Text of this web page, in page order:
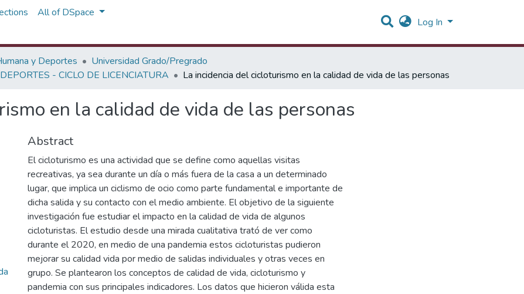
All of DSpace
Log In
y Deportes
Universidad Grado/Pregrado
- CICLO DE LICENCIATURA
La incidencia del cicloturismo en la calidad de vida de las personas
en la calidad de vida de las personas
Abstract
El cicloturismo es una actividad que se define como aquellas visitas
recreativas, ya sea durante un día o más fuera de la casa a un determinado
lugar, que implica un ciclismo de ocio como parte fundamental e importante de
dicha salida y su contacto con el medio ambiente. El objetivo de la siguiente
investigación fue estudiar el impacto en la calidad de vida de algunos
cicloturistas. El estudio desde una mirada cualitativa trató de ver como
durante el 2020, en medio de una pandemia estos cicloturistas pudieron
mejorar su calidad vida por medio de salidas individuales y otras veces en
grupo. Se plantearon los conceptos de calidad de vida, cicloturismo y
pandemia con sus principales indicadores. Los datos que hicieron válida esta